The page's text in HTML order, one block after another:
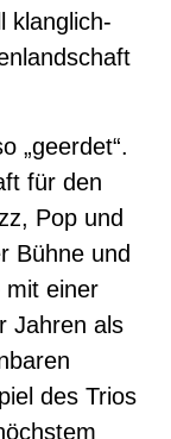
klanglich-
„geerdet“.
für den
Pop und
Bühne und
mit einer
Jahren als
des Trios